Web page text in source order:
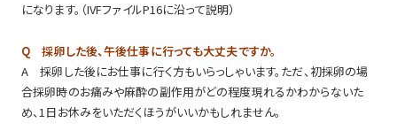
になります。（IVFファイルP16に沿って説明）
Q 採卵した後、午後仕事に行っても大丈夫ですか。
A 採卵した後にお仕事に行く方もいらっしゃいます。ただ、初採卵の場
合採卵時のお痛みや麻酔の副作用がどの程度現れるかわからないた
め、1日お休みをいただくほうがいいかもしれません。